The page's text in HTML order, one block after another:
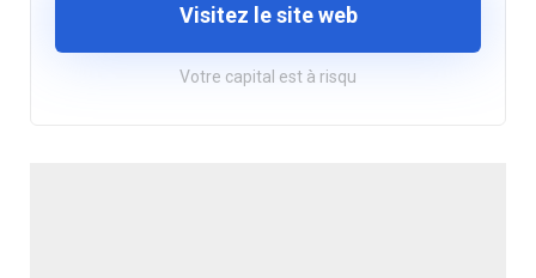
Visitez le site web
Votre capital est à risqu